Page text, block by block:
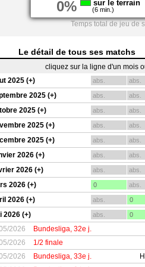
0% sur le terrain
(6 min.)
Temps total de jeu de
Le détail de tous ses matchs
cliquez sur la ligne d'un mois
2025 (+)
abs. abs.
2025 (+) abs. abs.
2025 (+) abs. abs.
2025 (+) abs. abs.
2025 (+) abs. abs.
2026 (+) abs. abs.
2026 (+) abs. abs.
2026 (+) 0 abs.
2026 (+) abs. 0
2026 (+) abs. 0
2026 Bundesliga, 32e j.
2026
1/2 finale
2026
Bundesliga, 33e j.